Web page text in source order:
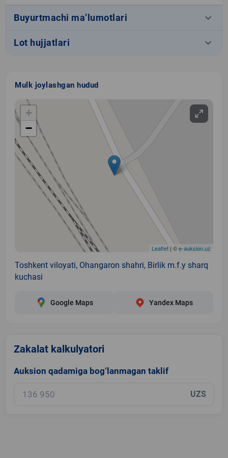
Buyurtmachi ma’lumotlari keyboard_arrow_down
Lot hujjatlari keyboard_arrow_down
Mulk joylashgan hudud
+
−
Leaflet | ©e-auksion.uz
Toshkent viloyati, Ohangaron shahri, Birlik m.f.y sharq
kuchasi
Google Maps Yandex Maps
Zakalat kalkulyatori
Auksion qadamiga bog‘lanmagan taklif
UZS